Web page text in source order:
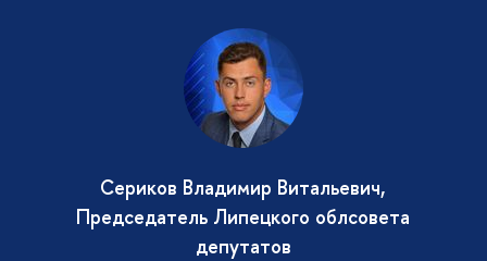
Сериков Владимир Витальевич,
Председатель Липецкого облсовета
депутатов